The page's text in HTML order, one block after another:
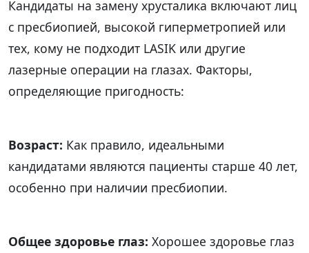
Кандидаты на замену хрусталика включают лиц
с пресбиопией, высокой гиперметропией или
тех, кому не подходит LASIK или другие
лазерные операции на глазах. Факторы,
определяющие пригодность:
Возраст: Как правило, идеальными
кандидатами являются пациенты старше 40 лет,
особенно при наличии пресбиопии.
Общее здоровье глаз: Хорошее здоровье глаз